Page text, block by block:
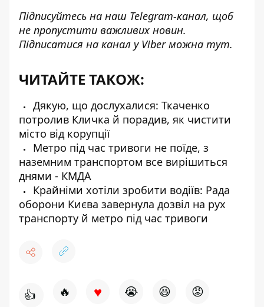
Підписуйтесь на наш Telegram-канал, щоб
не пропустити важливих новин.
Підписатися на канал у Viber можна тут.
ЧИТАЙТЕ ТАКОЖ:
Дякую, що дослухалися: Ткаченко
потролив Кличка й порадив, як чистити
місто від корупції
Метро під час тривоги не поїде, з
наземним транспортом все вирішиться
днями - КМДА
Крайніми хотіли зробити водіїв: Рада
оборони Києва завернула дозвіл на рух
транспорту й метро під час тривоги
👍 🔥 ♥ 😭 😆 😡